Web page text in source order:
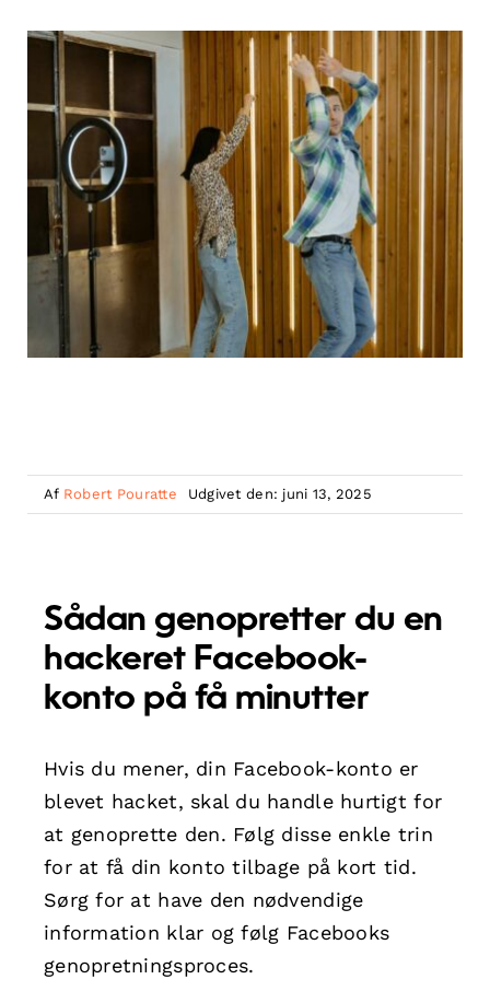
Af Robert Pouratte Udgivet den: juni 13, 2025
Sådan genopretter du en
hackeret Facebook-
konto på få minutter
Hvis du mener, din Facebook-konto er
blevet hacket, skal du handle hurtigt for
at genoprette den. Følg disse enkle trin
for at få din konto tilbage på kort tid.
Sørg for at have den nødvendige
information klar og følg Facebooks
genopretningsproces.